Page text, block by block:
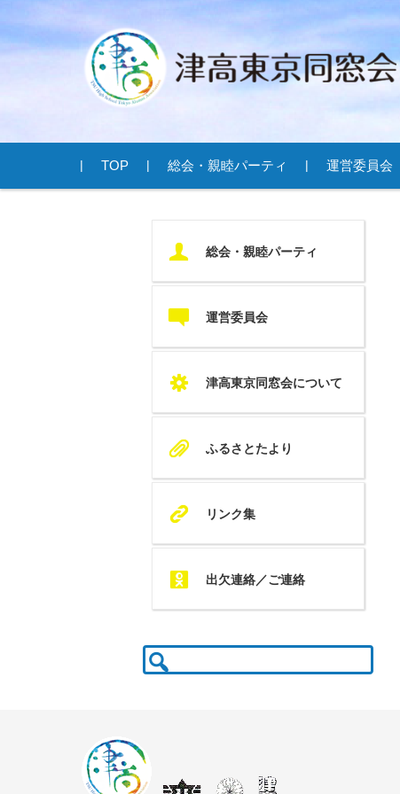
TOP 総会・親睦パーティ 運営委員会
U 総会・親睦パーティ
c 運営委員会
S 津高東京同窓会について
A ふるさとたより
K リンク集
Q 出欠連絡／ご連絡
検
索: